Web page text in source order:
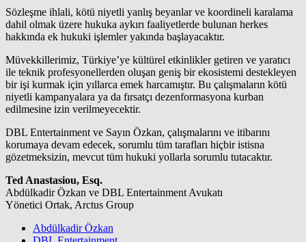
Sözleşme ihlali, kötü niyetli yanlış beyanlar ve koordineli karalama
dahil olmak üzere hukuka aykırı faaliyetlerde bulunan herkes
hakkında ek hukuki işlemler yakında başlayacaktır.
Müvekkillerimiz, Türkiye’ye kültürel etkinlikler getiren ve yaratıcı
ile teknik profesyonellerden oluşan geniş bir ekosistemi destekleyen
bir işi kurmak için yıllarca emek harcamıştır. Bu çalışmaların kötü
niyetli kampanyalara ya da fırsatçı dezenformasyona kurban
edilmesine izin verilmeyecektir.
DBL Entertainment ve Sayın Özkan, çalışmalarını ve itibarını
korumaya devam edecek, sorumlu tüm tarafları hiçbir istisna
gözetmeksizin, mevcut tüm hukuki yollarla sorumlu tutacaktır.
Ted Anastasiou, Esq.
Abdülkadir Özkan ve DBL Entertainment Avukatı
Yönetici Ortak, Arctus Group
Abdülkadir Özkan